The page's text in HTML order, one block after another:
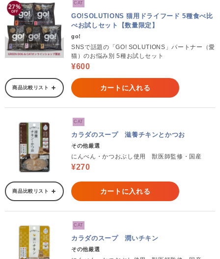
CAT
GO!SOLUTIONS 猫用ドライフード 5種食べ比
べお試しセット【数量限定】
go!
SNSで話題の「GO! SOLUTIONS」パートナー（愛
猫）のお悩み別 5種お試しセット
¥600
商品比較リスト カートに入れる
CAT
カラダのスープ 滋養チキンとかつお
その他厳選
にんべん・かつおぶし使用 獣医師監修・国産
¥270
商品比較リスト カートに入れる
CAT
カラダのスープ 潤いチキン
その他厳選